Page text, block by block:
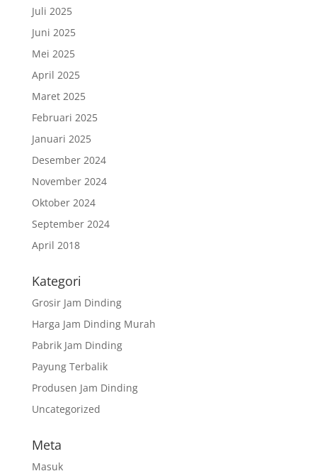
Juli 2025
Juni 2025
Mei 2025
April 2025
Maret 2025
Februari 2025
Januari 2025
Desember 2024
November 2024
Oktober 2024
September 2024
April 2018
Kategori
Grosir Jam Dinding
Harga Jam Dinding Murah
Pabrik Jam Dinding
Payung Terbalik
Produsen Jam Dinding
Uncategorized
Meta
Masuk